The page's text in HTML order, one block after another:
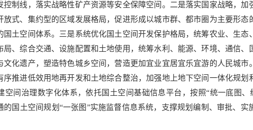
控制线，落实战略性矿产资源等安全保障空间。二是落实国家战略，
式、集约型的区域发展格局，促进形成以城市群、都市圈为主要形态
国土空间体系。三是系统优化国土空间开发保护格局，统筹农业、生
局、综合交通、设施配置和土地使用，统筹水利、能源、环境、通信
文化遗产，塑造特色城乡空间，营造更加宜业宜居宜乐宜游的人民城
序推进低效用地再开发和土地综合整治，加强地上地下空间一体化规
空间治理数字化体系，依托国土空间基础信息平台，按照“统一底图
的国土空间规划“一张图”实施监督信息系统，支撑规划编制、审批、